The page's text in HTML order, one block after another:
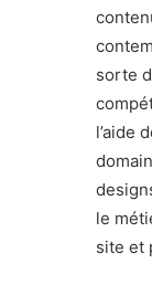
sorte
l’aide
le
site et